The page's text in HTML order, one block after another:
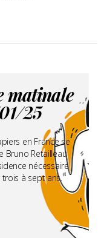
matinale
25
en France se
Bruno Retailleau
nécessaire
à sept ans.